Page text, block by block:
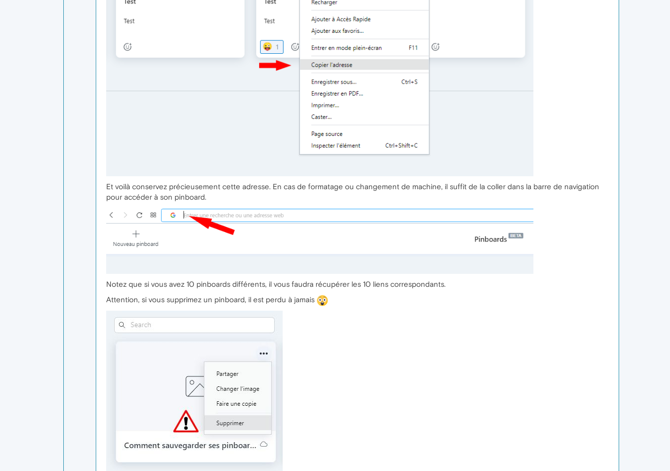
Et voilà conservez précieusement cette adresse. En cas de formatage ou changement de machine, il suffit de la coller dans la barre de navigation
pour accéder à son pinboard.
Notez que si vous avez 10 pinboards différents, il vous faudra récupérer les 10 liens correspondants.
Attention, si vous supprimez un pinboard, il est perdu à jamais